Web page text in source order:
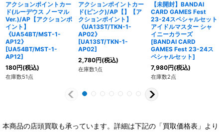
アクションポイントカー
ド(ルーデウス ノーマル
Ver.)/AP【アクションポ
イント】
《UA54BT/MST-1-
AP12》
[UA54BT/MST-1-
AP12]
180円(税込)
在庫数51点
アクションポイントカー
ド(ピンク)/AP【】【ア
クションポイント】
《UA13ST/TKN-1-
AP02》
[UA13ST/TKN-1-
AP02]
2,780円(税込)
在庫数1点
【未開封】BANDAI
CARD GAMES Fest
23-24スペシャルセット
アイドルマスター シャ
イニーカラーズ
[BANDAI CARD
GAMES Fest 23-24ス
ペシャルセット]
7,980円(税込)
在庫数2点
本商品の店頭買取も承っています。詳細は下記の「買取価格表」より